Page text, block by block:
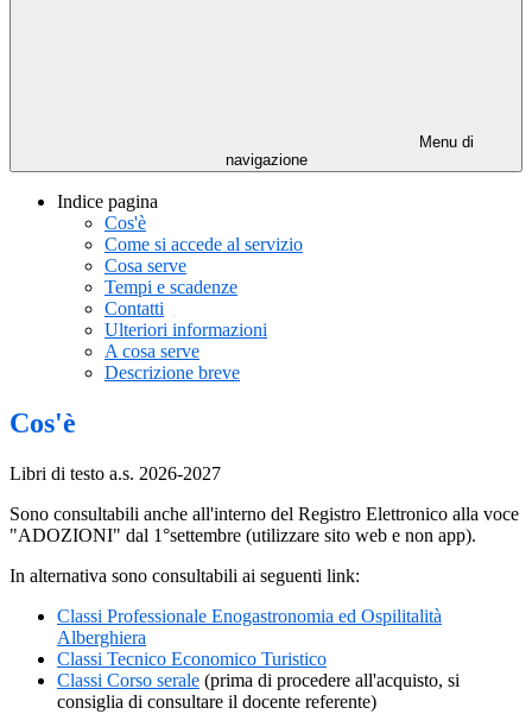
Menu di
navigazione
Indice pagina
Cos'è
Come si accede al servizio
Cosa serve
Tempi e scadenze
Contatti
Ulteriori informazioni
A cosa serve
Descrizione breve
Cos'è
Libri di testo a.s. 2026-2027
Sono consultabili anche all'interno del Registro Elettronico alla voce
"ADOZIONI" dal 1°settembre (utilizzare sito web e non app).
In alternativa sono consultabili ai seguenti link:
Classi Professionale Enogastronomia ed Ospilitalità
Alberghiera
Classi Tecnico Economico Turistico
Classi Corso serale (prima di procedere all'acquisto, si
consiglia di consultare il docente referente)